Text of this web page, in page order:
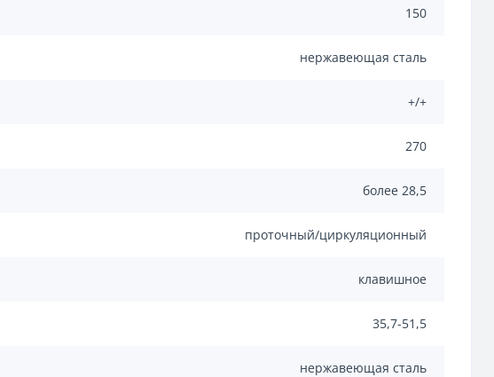
150
нержавеющая сталь
+/+
270
более 28,5
проточный/циркуляционный
клавишное
35,7-51,5
нержавеющая сталь